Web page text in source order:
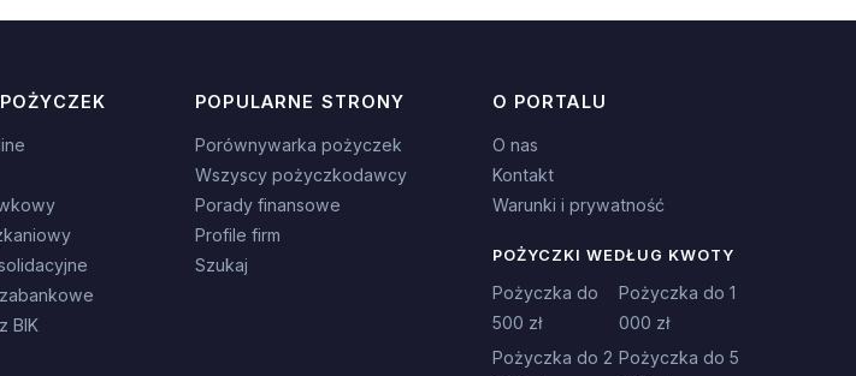
BIK
POPULARNE STRONY
Porównywarka pożyczek
Wszyscy pożyczkodawcy
Porady finansowe
Profile firm
Szukaj
O PORTALU
O nas
Kontakt
Warunki i prywatność
POŻYCZKI WEDŁUG KWOTY
Pożyczka do
500 zł
Pożyczka do 1
000 zł
Pożyczka do 2 Pożyczka do 5